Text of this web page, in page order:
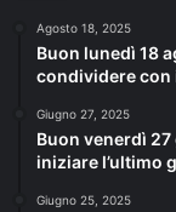
Agosto 18, 2025
Buon lunedì 18
condividere con
Giugno 27, 2025
Buon venerdì
iniziare l’ultimo
Giugno 25, 2025